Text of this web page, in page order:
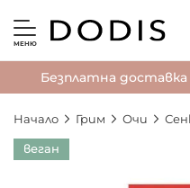
МЕНЮ
Безплатна доставка
Начало Грим Очи
веган
Преминете